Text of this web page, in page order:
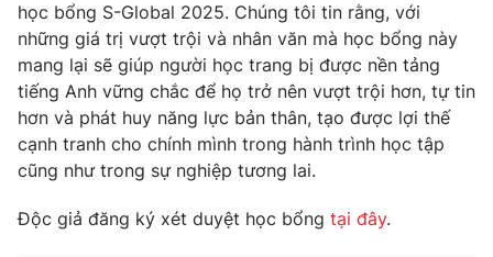
học bổng S-Global 2025. Chúng tôi tin rằng, với
những giá trị vượt trội và nhân văn mà học bổng này
mang lại sẽ giúp người học trang bị được nền tảng
tiếng Anh vững chắc để họ trở nên vượt trội hơn, tự tin
hơn và phát huy năng lực bản thân, tạo được lợi thế
cạnh tranh cho chính mình trong hành trình học tập
cũng như trong sự nghiệp tương lai.
Độc giả đăng ký xét duyệt học bổng tại đây.